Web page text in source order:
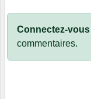
Connectez-vous
commentaires.